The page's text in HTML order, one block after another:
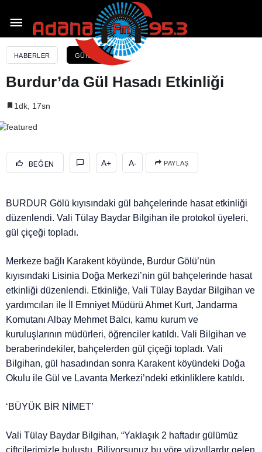
HABERLER GÜNDEM
Burdur’da Gül Hasadı Etkinliği
1dk, 17sn
BEĞEN A+ A- PAYLAŞ
BURDUR Gölü kıyısındaki gül bahçelerinde hasat etkinliği
düzenlendi. Vali Tülay Baydar Bilgihan ile protokol üyeleri,
gül çiçeği topladı.
Merkeze bağlı Karakent köyünde, Burdur Gölü’nün
kıyısındaki Lisinia Doğa Merkezi’nin gül bahçelerinde hasat
etkinliği düzenlendi. Etkinliğe, Vali Tülay Baydar Bilgihan ve
yardımcıları ile İl Emniyet Müdürü Ahmet Kurt, Jandarma
Komutanı Albay Mehmet Balcı, kamu kurum ve
kuruluşlarının müdürleri, öğrenciler katıldı. Vali Bilgihan ve
beraberindekiler, bahçelerden gül çiçeği topladı. Vali
Bilgihan, gül hasadından sonra Karakent köyündeki Doğa
Okulu ile Gül ve Lavanta Merkezi’ndeki etkinliklere katıldı.
‘BÜYÜK BİR NİMET’
Vali Tülay Baydar Bilgihan, “Yaklaşık 2 haftadır gülümüz
Burdur’da Gül Hasadı Etkinliği